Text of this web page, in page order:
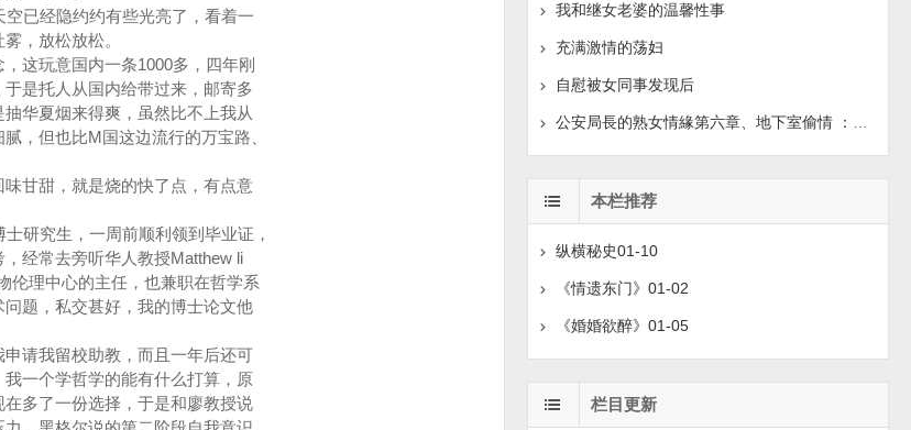
已经隐约约有些光亮了，看着一
，放松放松。
这玩意国内一条1000多，四年刚
是托人从国内给带过来，邮寄多
华夏烟来得爽，虽然比不上我从
，但也比M国这边流行的万宝路、
甘甜，就是烧的快了点，有点意
研究生，一周前顺利领到毕业证，
经常去旁听华人教授Matthew li
伦理中心的主任，也兼职在哲学系
题，私交甚好，我的博士论文他
请我留校助教，而且一年后还可
一个学哲学的能有什么打算，原
多了一份选择，于是和廖教授说
我和继女老婆的温馨性事
充满激情的荡妇
自慰被女同事发现后
本栏推荐
纵横秘史01-10
《情遗东门》01-02
《婚婚欲醉》01-05
栏目更新